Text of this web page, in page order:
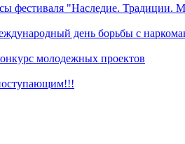
фестиваля "Наследие. Традиции.
день борьбы с
молодежных проектов